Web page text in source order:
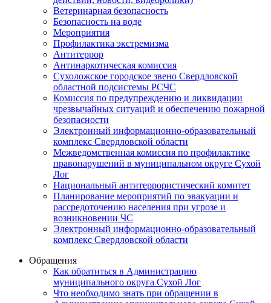
Ветеринарная безопасность
Безопасность на воде
Мероприятия
Профилактика экстремизма
Антитеррор
Антинаркотическая комиссия
Сухоложское городское звено Свердловской
областной подсистемы РСЧС
Комиссия по предупреждению и ликвидации
чрезвычайных ситуаций и обеспечению пожарной
безопасности
Электронный информационно-образовательный
комплекс Cвердловской области
Межведомственная комиссия по профилактике
правонарушений в муниципальном округе Сухой
Лог
Национальный антитеррористический комитет
Планирование мероприятий по эвакуации и
рассредоточению населения при угрозе и
возникновении ЧС
Электронный информационно-образовательный
комплекс Свердловской области
Обращения
Как обратиться в Администрацию
муниципального округа Сухой Лог
Что необходимо знать при обращении в